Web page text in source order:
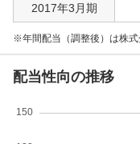
2017年3月期
年間配当（調整後）は株
配当性向の推移